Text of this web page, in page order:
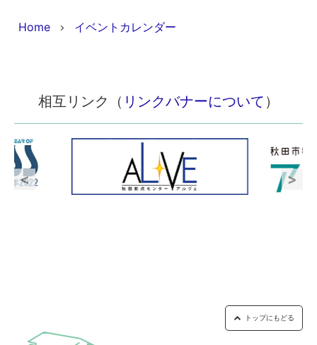
Home イベントカレンダー
相互リンク（ リンクバナーについて ）
トップにもどる